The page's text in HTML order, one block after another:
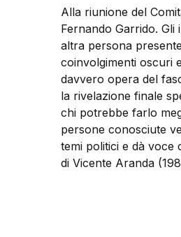
Alla riunione del
Fernando Garrido. Gli
altra persona
coinvolgimenti oscuri
davvero opera del
la rivelazione finale
chi potrebbe farlo
persone conosciute
temi politici e dà voce
di Vicente Aranda